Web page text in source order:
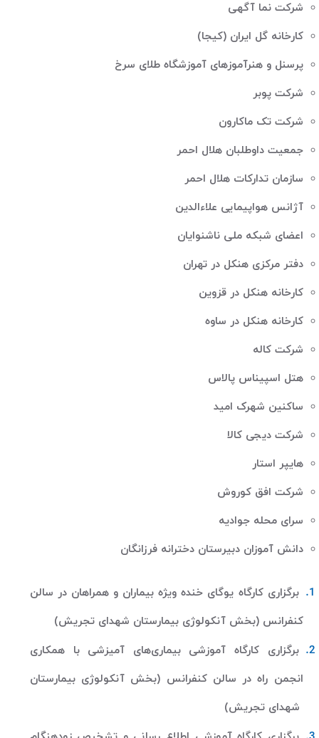
شرکت نما آگهی
کارخانه گل ایران (کیجا)
پرسنل و هنرآموزهای آموزشگاه طلای سرخ
شرکت پوبر
شرکت تک ماکارون
جمعیت داوطلبان هلال احمر
سازمان تدارکات هلال احمر
آژانس هواپیمایی علاءالدین
اعضای شبکه ملی ناشنوایان
دفتر مرکزی هنکل در تهران
کارخانه هنکل در قزوین
کارخانه هنکل در ساوه
شرکت کاله
هتل اسپیناس پالاس
ساکنین شهرک امید
شرکت دیجی کالا
هایپر استار
شرکت افق کوروش
سرای محله جوادیه
دانش آموزان دبیرستان دخترانه فرزانگان
برگزاری کارگاه یوگای خنده ویژه بیماران و همراهان در سالن
کنفرانس (بخش آنکولوژی بیمارستان شهدای تجریش)
برگزاری کارگاه آموزشی بیماری‌های آمیزشی با همکاری
انجمن راه در سالن کنفرانس (بخش آنکولوژی بیمارستان
شهدای تجریش)